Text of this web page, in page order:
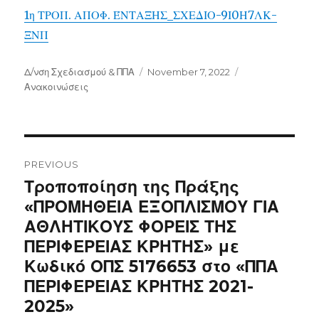
1η ΤΡΟΠ. ΑΠΟΦ. ΈΝΤΑΞΗΣ_ΣΧΕΔΙΟ-9Ι0Η7ΛΚ-
ΞΝΠ
Author
Δ/νση Σχεδιασμού & ΠΠΑ
Posted
November 7, 2022
Ανακοινώσεις
navigation
PREVIOUS
Previous
post:
Τροποποίηση της Πράξης
«ΠΡΟΜΗΘΕΙΑ ΕΞΟΠΛΙΣΜΟΥ ΓΙΑ
ΑΘΛΗΤΙΚΟΥΣ ΦΟΡΕΙΣ ΤΗΣ
ΠΕΡΙΦΕΡΕΙΑΣ ΚΡΗΤΗΣ» με
Κωδικό ΟΠΣ 5176653 στο «ΠΠΑ
ΠΕΡΙΦΕΡΕΙΑΣ ΚΡΗΤΗΣ 2021-
2025»